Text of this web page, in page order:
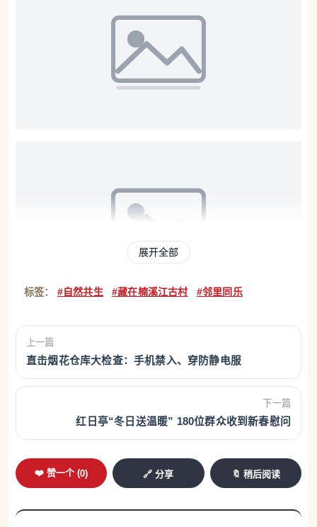
丽水街 徐永义/摄
温州网讯 在永嘉楠溪江的灵山秀水之间，一座座
古村落不仅藏着厚重的历史，更孕育了中国乡土园林
中一抹独特而动人的风景——为全体村民共建、共享
的公共园林。它们并非王公贵族的私藏，也非文人雅
情怀融为一体的杰作。
从岩头烟波浩渺的“水上公园”，到埭头村层层叠
展开全部
标签： #自然共生 #藏在楠溪江古村 #邻里同乐
上一篇
直击烟花仓库大检查：手机禁入、穿防静电服
下一篇
红日亭“冬日送温暖” 180位群众收到新春慰问
❤️ 赞一个 (0) 🔗 分享 🔖 稍后阅读